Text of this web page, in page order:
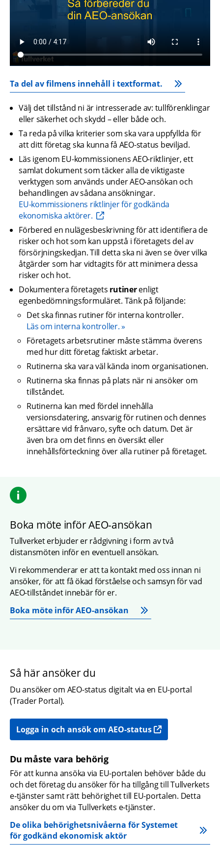
Ta del av filmens innehåll i textformat.
Välj det tillstånd ni är intresserade av: tullförenklingar
eller säkerhet och skydd – eller både och.
Ta reda på vilka kriterier som ska vara uppfyllda för
att ditt företag ska kunna få AEO-status beviljad.
Läs igenom EU-kommissionens AEO-riktlinjer, ett
samlat dokument som täcker alla de viktigaste
verktygen som används under AEO-ansökan och
behandlingen av sådana ansökningar.
EU-kommissionens riktlinjer för godkända
ekonomiska aktörer.
Förbered en nulägesbeskrivning för att identifiera de
risker och hot som kan uppstå i företagets del av
försörjningskedjan. Till detta ska ni även se över vilka
åtgärder som har vidtagits för att minimera dessa
risker och hot.
Dokumentera företagets rutiner enligt
egenbedömningsformuläret. Tänk på följande:
Det ska finnas rutiner för interna kontroller.
Läs om interna kontroller.
Företagets arbetsrutiner måste stämma överens
med hur ditt företag faktiskt arbetar.
Rutinerna ska vara väl kända inom organisationen.
Rutinerna ska finnas på plats när ni ansöker om
tillståndet.
Rutinerna kan med fördel innehålla
versionsdatering, ansvarig för rutinen och dennes
ersättare vid frånvaro, syfte och datum. Det är
även bra om det finns en översikt eller
innehållsförteckning över alla rutiner på företaget.
Boka möte inför AEO-ansökan
Tullverket erbjuder er rådgivning i form av två
distansmöten inför en eventuell ansökan.
Vi rekommenderar er att ta kontakt med oss innan ni
ansöker, för att få ökad förståelse och samsyn för vad
AEO-tillståndet innebär för er.
Boka möte inför AEO-ansökan
Så här ansöker du
Du ansöker om AEO-status digitalt via en EU-portal
(Trader Portal).
Logga in och ansök om AEO-status
Du måste vara behörig
För att kunna ansöka via EU-portalen behöver både du
och det företag du ansöker för ha tillgång till Tullverkets
e‑tjänster samt rätt behörighet till EU-portalen. Detta
ansöker du om via Tullverkets e‑tjänster.
De olika behörighetsnivåerna för Systemet
för godkänd ekonomisk aktör